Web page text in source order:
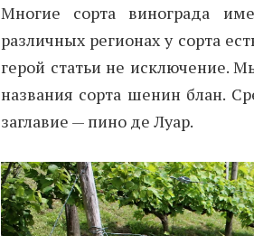
Многие сорта винограда
различных регионах у сорта
герой статьи не исключение.
названия сорта шенин блан.
заглавие — пино де Луар.